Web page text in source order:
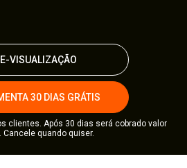
VISUALIZAÇÃO
30 DIAS GRÁTIS
clientes. Após 30 dias será cobrado valor
Cancele quando quiser.